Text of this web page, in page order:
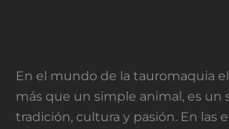
En el mundo de la tauromaquia el
más que un simple animal, es un
tradición, cultura y pasión. En las